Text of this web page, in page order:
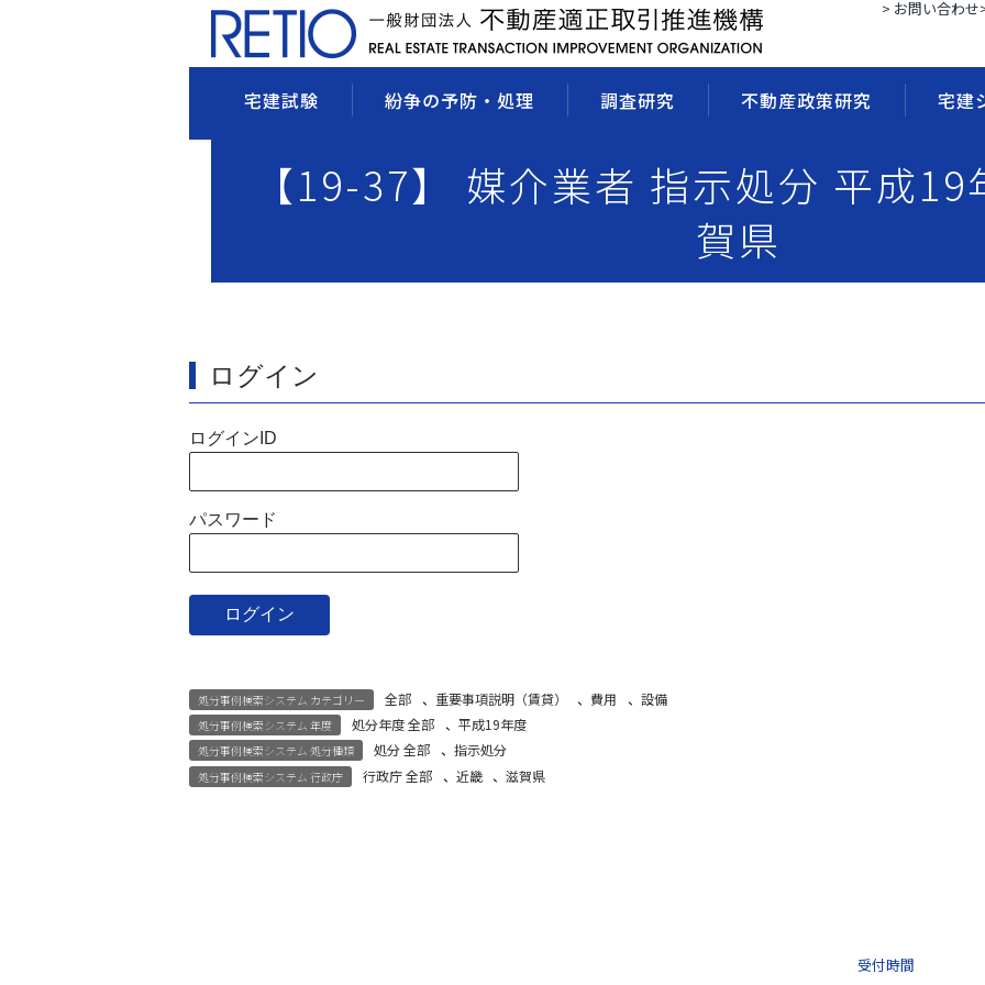
> お問い合わせ
宅建試験 紛争の予防・処理 調査研究 不動産政策研究 宅建
【19-37】 媒介業者 指示処分 平成
賀県
ログイン
ログインID
パスワード
処分事例検索システム カテゴリー 全部 、 重要事項説明（賃貸） 、 費用 、 設備
処分事例検索システム 年度 処分年度 全部 、 平成19年度
処分事例検索システム 処分種類 処分 全部 、 指示処分
処分事例検索システム 行政庁 行政庁 全部 、 近畿 、滋賀県
受付時間